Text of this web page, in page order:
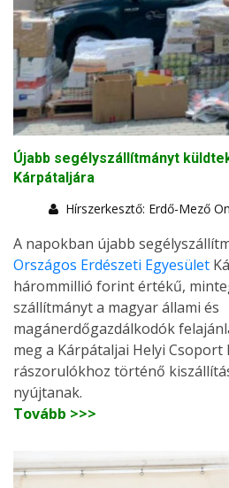
Újabb segélyszállítmányt
Kárpátaljára
Hírszerkesztő: Erdő-Mező
A napokban újabb
Országos Erdészeti Egyesület
hárommillió forint értékű,
szállítmányt a magyar állami és
magánerdőgazdálkodók
meg a Kárpátaljai Helyi
rászorulókhoz történő
nyújtanak.
Tovább >>>